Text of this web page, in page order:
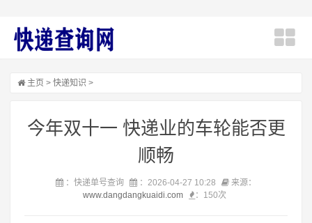
主页 > 快递知识 >
今年双十一 快递业的车轮能否更
顺畅
：快递单号查询 ：2026-04-27 10:28
来源：
www.dangdangkuaidi.com
： 150次